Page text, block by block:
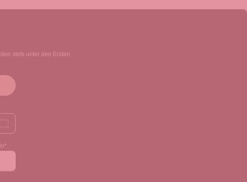
stets unter den Ersten